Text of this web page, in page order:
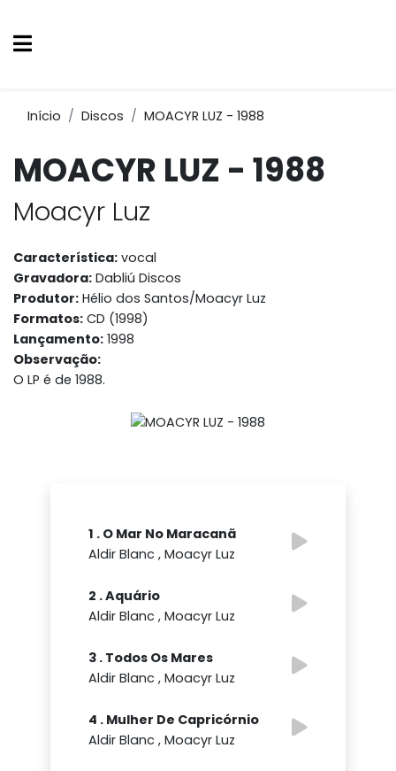
Início Discos MOACYR LUZ - 1988
MOACYR LUZ - 1988
Moacyr Luz
Característica: vocal
Gravadora: Dabliú Discos
Produtor: Hélio dos Santos/Moacyr Luz
Formatos: CD (1998)
Lançamento: 1998
Observação:
O LP é de 1988.
1 . O Mar No Maracanã
Aldir Blanc , Moacyr Luz
2 . Aquário
Aldir Blanc , Moacyr Luz
3 . Todos Os Mares
Aldir Blanc , Moacyr Luz
4 . Mulher De Capricórnio
Aldir Blanc , Moacyr Luz